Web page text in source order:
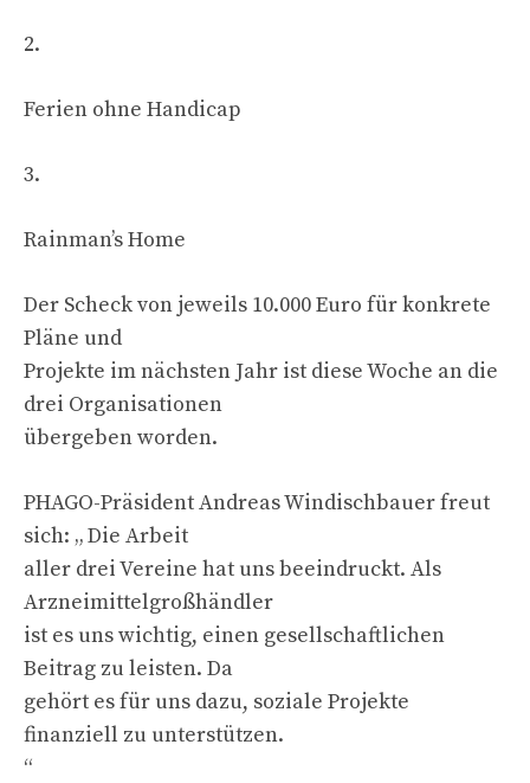
2.
Ferien ohne Handicap
3.
Rainman’s Home
Der Scheck von jeweils 10.000 Euro für konkrete
Pläne und
Projekte im nächsten Jahr ist diese Woche an die
drei Organisationen
übergeben worden.
PHAGO-Präsident Andreas Windischbauer freut
sich: „ Die Arbeit
aller drei Vereine hat uns beeindruckt. Als
Arzneimittelgroßhändler
ist es uns wichtig, einen gesellschaftlichen
Beitrag zu leisten. Da
gehört es für uns dazu, soziale Projekte
finanziell zu unterstützen.
“